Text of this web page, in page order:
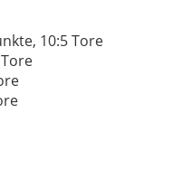
10:5 Tore